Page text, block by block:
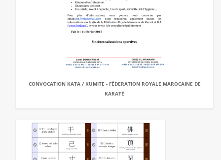
CONVOCATION KATA / KUMITE - FÉDERATION ROYALE MAROCAINE DE
KARATÉ